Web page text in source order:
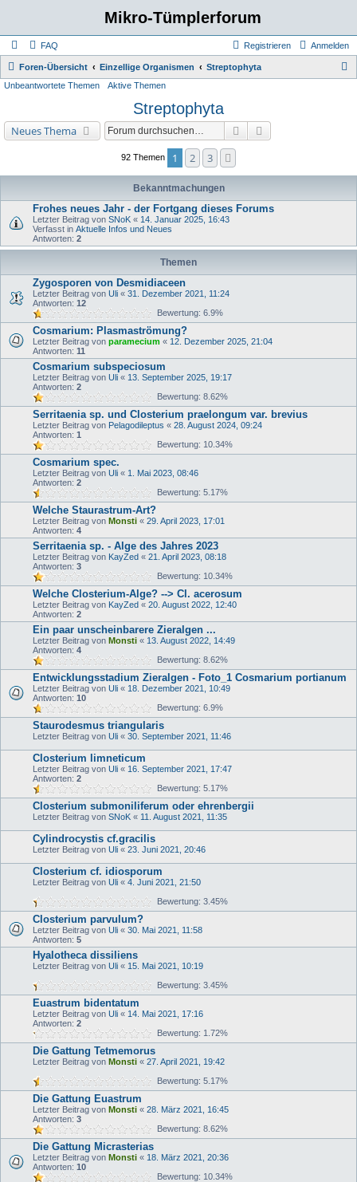
Mikro-Tümplerforum
FAQ Anmelden
Registrieren
Foren-Übersicht Einzellige Organismen Streptophyta
Unbeantwortete Themen Aktive Themen
Streptophyta
Neues Thema Suche
92 Themen 1 2 3
Bekanntmachungen
Frohes neues Jahr - der Fortgang dieses Forums
Letzter Beitrag von SNoK « 14. Januar 2025, 16:43
Verfasst in Aktuelle Infos und Neues
Antworten: 2
Themen
Zygosporen von Desmidiaceen
Letzter Beitrag von Uli « 31. Dezember 2021, 11:24
Antworten: 12
Bewertung: 6.9%
Cosmarium: Plasmaströmung?
Letzter Beitrag von paramecium « 12. Dezember 2025, 21:04
Antworten: 11
Cosmarium subspeciosum
Letzter Beitrag von Uli « 13. September 2025, 19:17
Antworten: 2
Bewertung: 8.62%
Serritaenia sp. und Closterium praelongum var. brevius
Letzter Beitrag von Pelagodileptus « 28. August 2024, 09:24
Antworten: 1
Bewertung: 10.34%
Cosmarium spec.
Letzter Beitrag von Uli « 1. Mai 2023, 08:46
Antworten: 2
Bewertung: 5.17%
Welche Staurastrum-Art?
Letzter Beitrag von Monsti « 29. April 2023, 17:01
Antworten: 4
Serritaenia sp. - Alge des Jahres 2023
Letzter Beitrag von KayZed « 21. April 2023, 08:18
Antworten: 3
Bewertung: 10.34%
Welche Closterium-Alge? --> Cl. acerosum
Letzter Beitrag von KayZed « 20. August 2022, 12:40
Antworten: 2
Ein paar unscheinbarere Zieralgen ...
Letzter Beitrag von Monsti « 13. August 2022, 14:49
Antworten: 4
Bewertung: 8.62%
Entwicklungsstadium Zieralgen - Foto_1 Cosmarium portianum
Letzter Beitrag von Uli « 18. Dezember 2021, 10:49
Antworten: 10
Bewertung: 6.9%
Staurodesmus triangularis
Letzter Beitrag von Uli « 30. September 2021, 11:46
Closterium limneticum
Letzter Beitrag von Uli « 16. September 2021, 17:47
Antworten: 2
Bewertung: 5.17%
Closterium submoniliferum oder ehrenbergii
Letzter Beitrag von SNoK « 11. August 2021, 11:35
Cylindrocystis cf.gracilis
Letzter Beitrag von Uli « 23. Juni 2021, 20:46
Closterium cf. idiosporum
Letzter Beitrag von Uli « 4. Juni 2021, 21:50
Bewertung: 3.45%
Closterium parvulum?
Letzter Beitrag von Uli « 30. Mai 2021, 11:58
Antworten: 5
Hyalotheca dissiliens
Letzter Beitrag von Uli « 15. Mai 2021, 10:19
Bewertung: 3.45%
Euastrum bidentatum
Letzter Beitrag von Uli « 14. Mai 2021, 17:16
Antworten: 2
Bewertung: 1.72%
Die Gattung Tetmemorus
Letzter Beitrag von Monsti « 27. April 2021, 19:42
Bewertung: 5.17%
Die Gattung Euastrum
Letzter Beitrag von Monsti « 28. März 2021, 16:45
Antworten: 3
Bewertung: 8.62%
Die Gattung Micrasterias
Letzter Beitrag von Monsti « 18. März 2021, 20:36
Antworten: 10
Bewertung: 10.34%